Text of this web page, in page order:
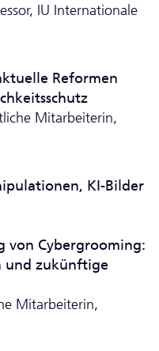
IU Internationale
Reformen
Mitarbeiterin,
KI-Bilder
von Cybergrooming:
und zukünftige
Mitarbeiterin,